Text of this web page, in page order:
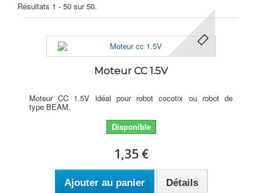
Résultats 1 - 50 sur 50.
Moteur CC 1.5V
Moteur CC 1.5V idéal pour robot cocotix ou robot de
type BEAM.
Disponible
1,35 €
Ajouter au panier Détails